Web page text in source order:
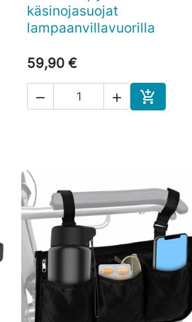
käsinojasuojat
lampaanvillavuorilla
59,90 €
  